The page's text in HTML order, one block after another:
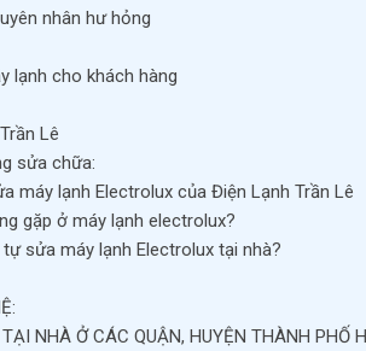
nhân hư hỏng
lạnh cho khách hàng
Lê
sửa chữa:
máy lạnh Electrolux của Điện Lạnh Trần Lê
gặp ở máy lạnh electrolux?
sửa máy lạnh Electrolux tại nhà?
NHÀ Ở CÁC QUẬN, HUYỆN THÀNH PHỐ